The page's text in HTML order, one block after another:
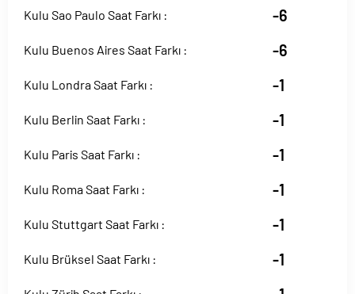
Kulu Sao Paulo Saat Farkı : -6
Kulu Buenos Aires Saat Farkı : -6
Kulu Londra Saat Farkı : -1
Kulu Berlin Saat Farkı : -1
Kulu Paris Saat Farkı : -1
Kulu Roma Saat Farkı : -1
Kulu Stuttgart Saat Farkı : -1
Kulu Brüksel Saat Farkı : -1